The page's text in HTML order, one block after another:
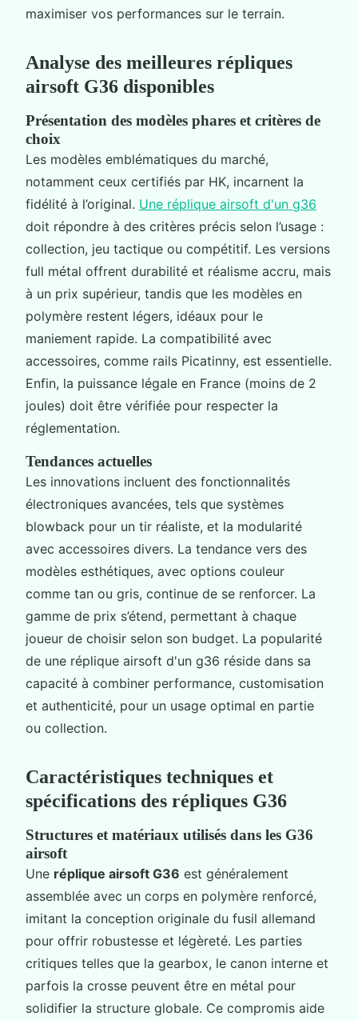
maximiser vos performances sur le terrain.
Analyse des meilleures répliques
airsoft G36 disponibles
Présentation des modèles phares et critères de
choix
Les modèles emblématiques du marché,
notamment ceux certifiés par HK, incarnent la
fidélité à l’original. Une réplique airsoft d'un g36
doit répondre à des critères précis selon l’usage :
collection, jeu tactique ou compétitif. Les versions
full métal offrent durabilité et réalisme accru, mais
à un prix supérieur, tandis que les modèles en
polymère restent légers, idéaux pour le
maniement rapide. La compatibilité avec
accessoires, comme rails Picatinny, est essentielle.
Enfin, la puissance légale en France (moins de 2
joules) doit être vérifiée pour respecter la
réglementation.
Tendances actuelles
Les innovations incluent des fonctionnalités
électroniques avancées, tels que systèmes
blowback pour un tir réaliste, et la modularité
avec accessoires divers. La tendance vers des
modèles esthétiques, avec options couleur
comme tan ou gris, continue de se renforcer. La
gamme de prix s’étend, permettant à chaque
joueur de choisir selon son budget. La popularité
de une réplique airsoft d'un g36 réside dans sa
capacité à combiner performance, customisation
et authenticité, pour un usage optimal en partie
ou collection.
Caractéristiques techniques et
spécifications des répliques G36
Structures et matériaux utilisés dans les G36
airsoft
Une réplique airsoft G36 est généralement
assemblée avec un corps en polymère renforcé,
imitant la conception originale du fusil allemand
pour offrir robustesse et légèreté. Les parties
critiques telles que la gearbox, le canon interne et
parfois la crosse peuvent être en métal pour
solidifier la structure globale. Ce compromis aide